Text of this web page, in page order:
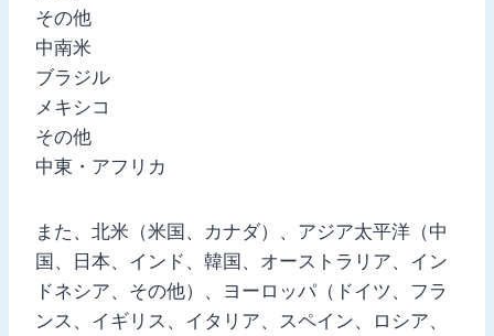
その他
中南米
ブラジル
メキシコ
その他
中東・アフリカ
また、北米（米国、カナダ）、アジア太平洋（中
国、日本、インド、韓国、オーストラリア、イン
ドネシア、その他）、ヨーロッパ（ドイツ、フラ
ンス、イギリス、イタリア、スペイン、ロシア、